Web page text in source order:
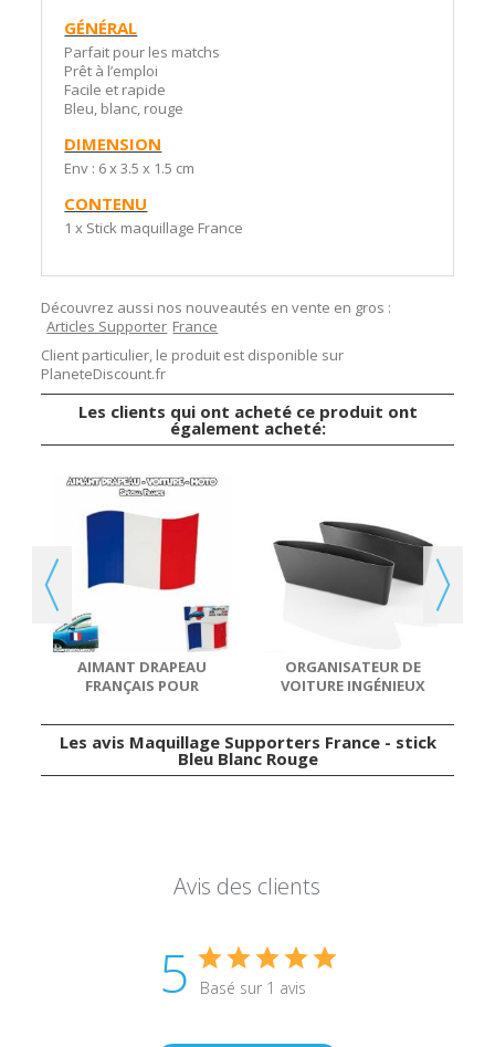
GÉNÉRAL
Parfait pour les matchs
Prêt à l’emploi
Facile et rapide
Bleu, blanc, rouge
DIMENSION
Env : 6 x 3.5 x 1.5 cm
CONTENU
1 x Stick maquillage France
Découvrez aussi nos nouveautés en vente en gros :
Articles Supporter France
Client particulier, le produit est disponible sur
PlaneteDiscount.fr
Les clients qui ont acheté ce produit ont
également acheté:
AIMANT DRAPEAU
FRANÇAIS POUR
ORGANISATEUR DE
VOITURE INGÉNIEUX
Les avis Maquillage Supporters France - stick
Bleu Blanc Rouge
Avis des clients
5 Basé sur 1 avis